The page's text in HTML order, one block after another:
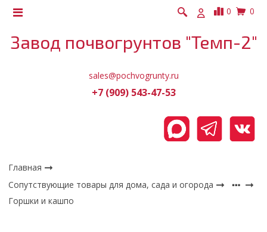
0 0
Завод почвогрунтов "Темп-2"
sales@pochvogrunty.ru
+7 (909) 543-47-53
Главная
Сопутствующие товары для дома, сада и огорода
Горшки и кашпо